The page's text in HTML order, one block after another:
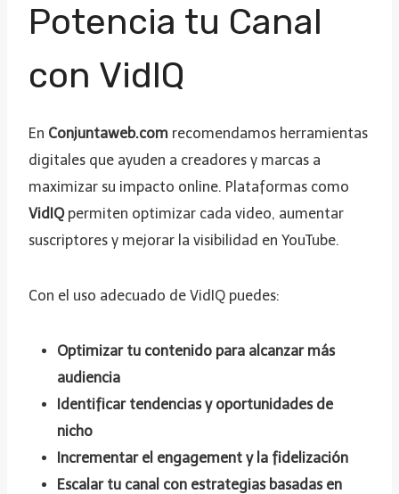
Potencia tu Canal
con VidIQ
En Conjuntaweb.com recomendamos herramientas
digitales que ayuden a creadores y marcas a
maximizar su impacto online. Plataformas como
VidIQpermiten optimizar cada video, aumentar
suscriptores y mejorar la visibilidad en YouTube.
Con el uso adecuado de VidIQ puedes:
Optimizar tu contenido para alcanzar más
audiencia
Identificar tendencias y oportunidades de
nicho
Incrementar el engagement y la fidelización
Escalar tu canal con estrategias basadas en